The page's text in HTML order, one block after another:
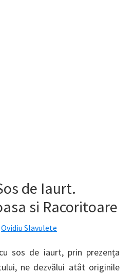
de Iaurt.
si Racoritoare
Ovidiu Slavulete
sos de iaurt, prin prezența
ne dezvălui atât originile